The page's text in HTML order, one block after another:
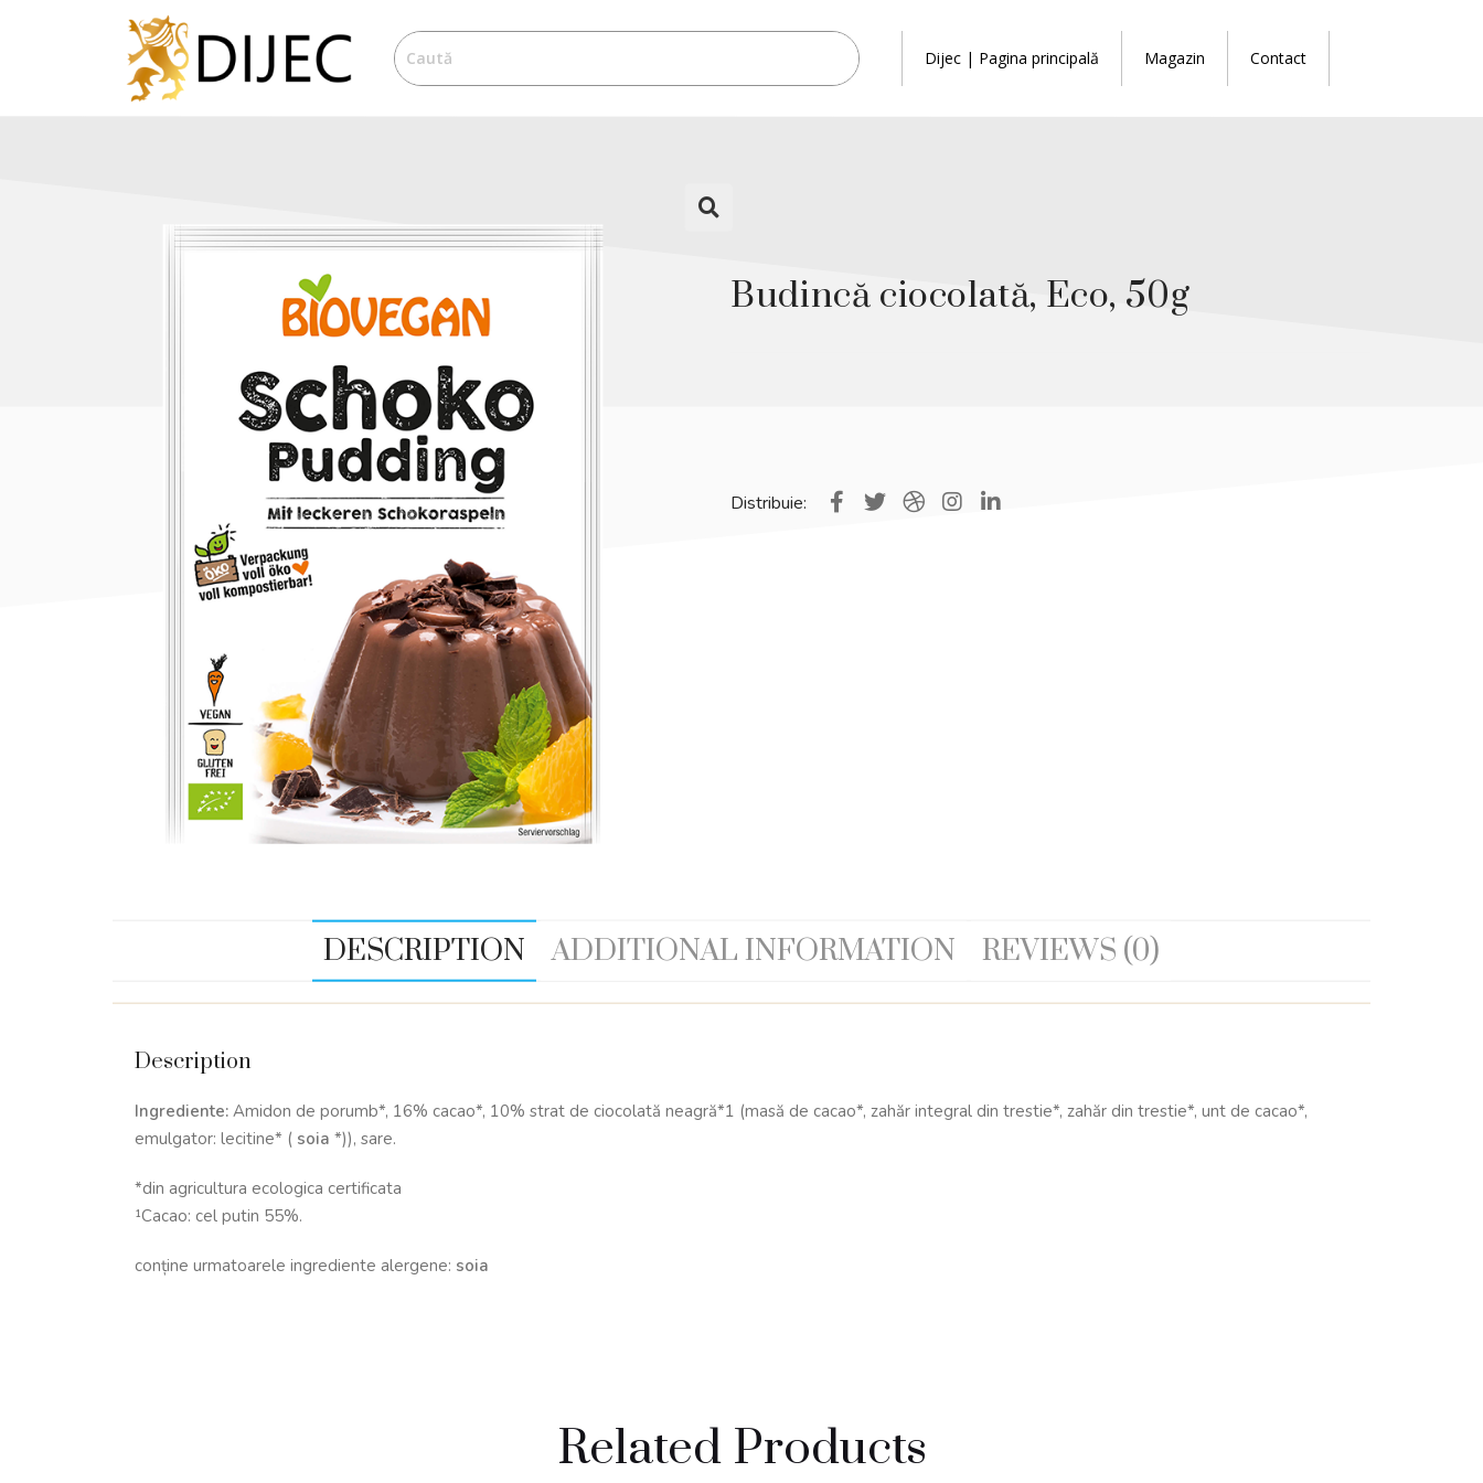
Dijec | Pagina principală Magazin Contact
Budincă ciocolată, Eco, 50g
Distribuie:
DESCRIPTION ADDITIONAL INFORMATION REVIEWS (0)
Description
Ingrediente: Amidon de porumb*, 16% cacao*, 10% strat de ciocolată neagră*1 (masă de cacao*, zahăr integral din trestie*, zahăr din trestie*, unt de cacao*,
emulgator: lecitine* ( soia *)), sare.
*din agricultura ecologica certificata
¹Cacao: cel putin 55%.
conține urmatoarele ingrediente alergene: soia
Related Products